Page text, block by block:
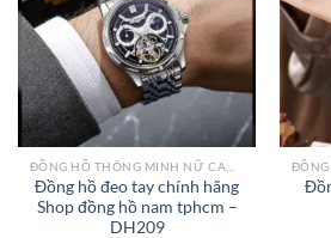
wishlist
Đồng hồ đeo tay chính hãng
Shop đồng hồ nam tphcm –
DH209